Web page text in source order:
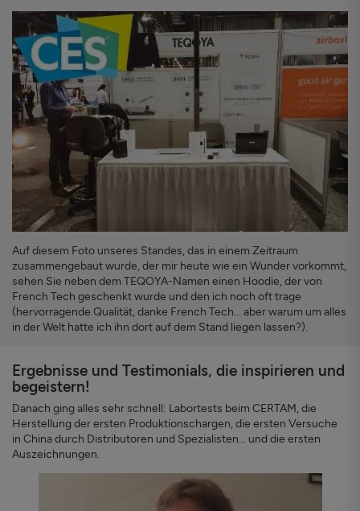
Auf diesem Foto unseres Standes, das in einem Zeitraum
zusammengebaut wurde, der mir heute wie ein Wunder vorkommt,
sehen Sie neben dem TEQOYA-Namen einen Hoodie, der von
French Tech geschenkt wurde und den ich noch oft trage
(hervorragende Qualität, danke French Tech... aber warum um alles
in der Welt hatte ich ihn dort auf dem Stand liegen lassen?).
Ergebnisse und Testimonials, die inspirieren und
begeistern!
Danach ging alles sehr schnell: Labortests beim CERTAM, die
Herstellung der ersten Produktionschargen, die ersten Versuche
in China durch Distributoren und Spezialisten... und die ersten
Auszeichnungen.